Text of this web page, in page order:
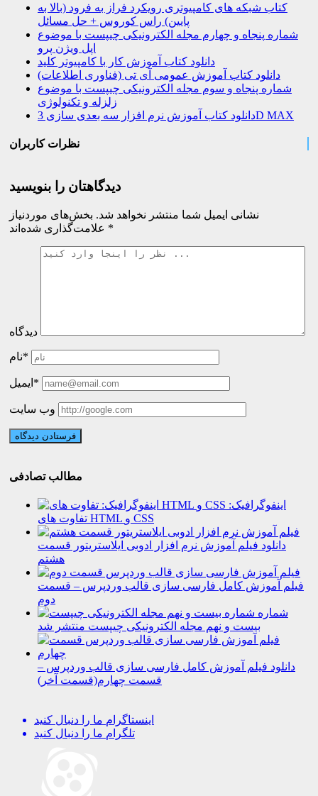
کتاب شبکه های کامپیوتری رویکرد فراز به فرود (بالا به
پایین) راس کوروس + حل مسائل
شماره پنجاه و چهارم مجله الکترونیکی چیپست با موضوع
اپل ویژن پرو
دانلود کتاب آموزش کار با کامپیوتر کلید
دانلود کتاب آموزش عمومی آی تی (فناوری اطلاعات)
شماره پنجاه و سوم مجله الکترونیکی چیپست با موضوع
زلزله و تکنولوژی
دانلود کتاب آموزش نرم افزار سه بعدی سازی 3D MAX
نظرات کاربران
دیدگاهتان را بنویسید
نشانی ایمیل شما منتشر نخواهد شد. بخش‌های موردنیاز
*
دیدگاه
نام*
ایمیل*
وب سایت
مطالب تصادفی
اینفوگرافیک:
تفاوت های HTML و CSS
دانلود فیلم آموزش نرم افزار ادوبی ایلاستریتور قسمت
هشتم
فیلم آموزش کامل فارسی سازی قالب وردپرس – قسمت
دوم
شماره
بیست و نهم مجله الکترونیکی چیپست منتشر شد
دانلود فیلم آموزش کامل فارسی سازی قالب وردپرس –
قسمت چهارم(قسمت آخر)
اینستاگرام ما را دنبال کنید
تلگرام ما را دنبال کنید